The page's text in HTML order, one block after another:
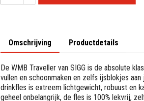
Omschrijving Productdetails
De WMB Traveller van SIGG is de absolute
vullen en schoonmaken en zelfs ijsblokjes
drinkfles is extreem lichtgewicht, robuust en
geheel onbelangrijk, de fles is 100% lekvrij,